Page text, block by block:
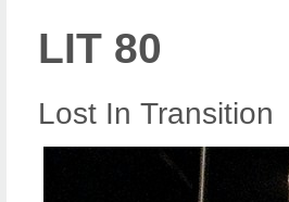
LIT 80
Lost In Transition